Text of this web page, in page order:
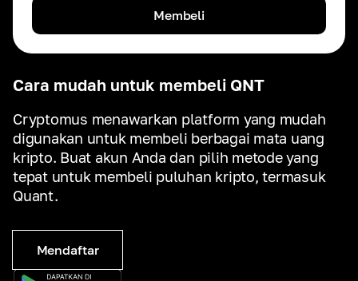
Cara mudah untuk membeli QNT
Cryptomus menawarkan platform yang mudah
digunakan untuk membeli berbagai mata uang
kripto. Buat akun Anda dan pilih metode yang
tepat untuk membeli puluhan kripto, termasuk
Quant.
Mendaftar
Membeli